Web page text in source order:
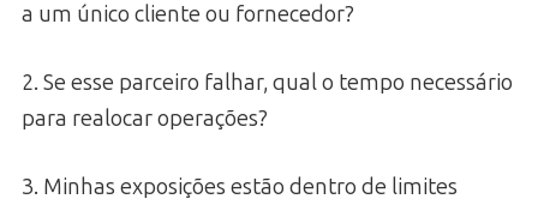
a um único cliente ou fornecedor?
2. Se esse parceiro falhar, qual o tempo necessário
para realocar operações?
3. Minhas exposições estão dentro de limites